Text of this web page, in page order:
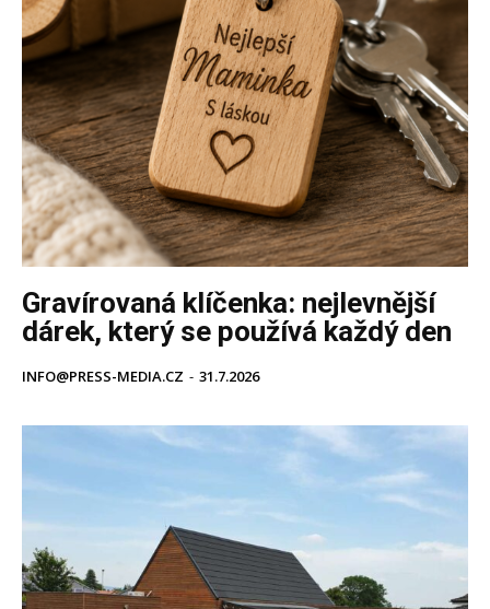
Gravírovaná klíčenka: nejlevnější
dárek, který se používá každý den
INFO@PRESS-MEDIA.CZ - 31.7.2026